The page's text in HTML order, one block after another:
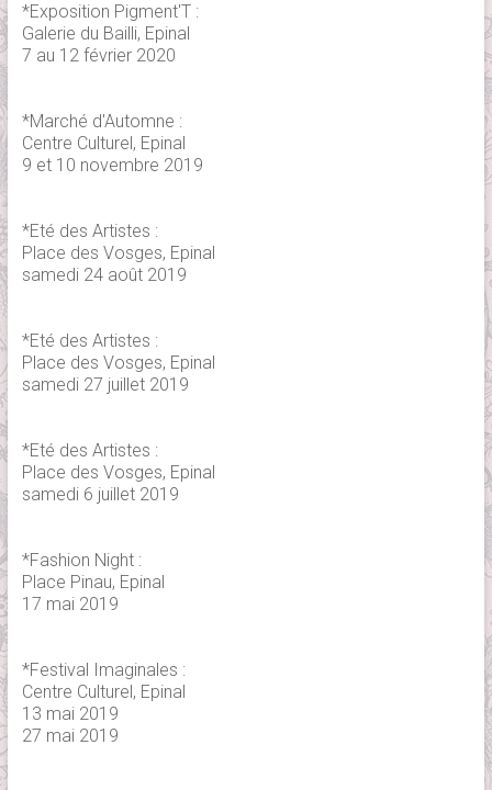
*Exposition Pigment'T :
Galerie du Bailli, Epinal
7 au 12 février 2020
*Marché d'Automne :
Centre Culturel, Epinal
9 et 10 novembre 2019
*Eté des Artistes :
Place des Vosges, Epinal
samedi 24 août 2019
*Eté des Artistes :
Place des Vosges, Epinal
samedi 27 juillet 2019
*Eté des Artistes :
Place des Vosges, Epinal
samedi 6 juillet 2019
*Fashion Night :
Place Pinau, Epinal
17 mai 2019
*Festival Imaginales :
Centre Culturel, Epinal
13 mai 2019
27 mai 2019